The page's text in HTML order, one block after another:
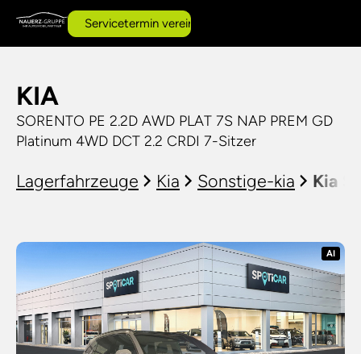
Servicetermin vereinbaren
KIA
SORENTO PE 2.2D AWD PLAT 7S NAP PREM GD
Platinum 4WD DCT 2.2 CRDI 7-Sitzer
Lagerfahrzeuge Kia Sonstige-kia Kia
AI